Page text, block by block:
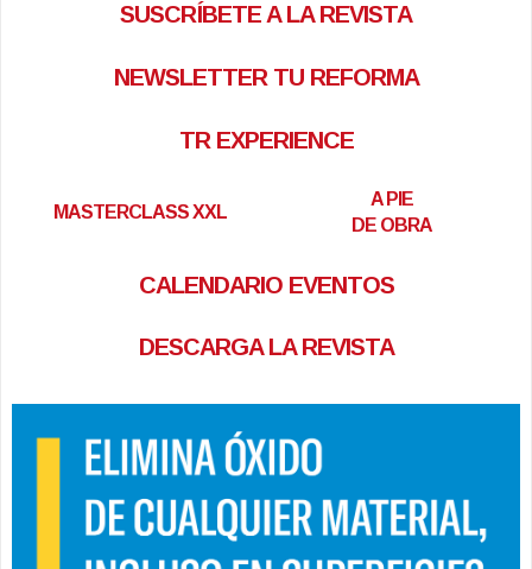
SUSCRÍBETE A LA REVISTA
NEWSLETTER TU REFORMA
TR EXPERIENCE
MASTERCLASS XXL
A PIE
DE OBRA
CALENDARIO EVENTOS
DESCARGA LA REVISTA